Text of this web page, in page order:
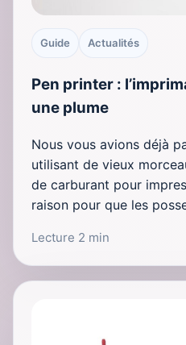
Guide Actualités
Pen printer :
une plume
Nous vous avions déjà
utilisant de vieux
de carburant pour
raison pour que les
Lecture 2 min